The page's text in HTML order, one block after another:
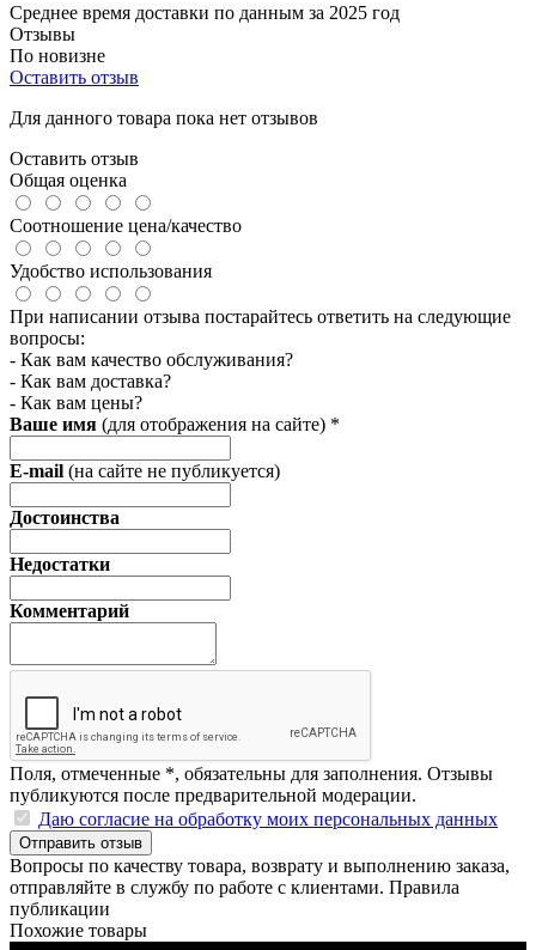
Среднее время доставки по данным за 2025 год
Отзывы
По новизне
Оставить отзыв
Для данного товара пока нет отзывов
Оставить отзыв
Общая оценка
Соотношение цена/качество
Удобство использования
При написании отзыва постарайтесь ответить на следующие
вопросы:
- Как вам качество обслуживания?
- Как вам доставка?
- Как вам цены?
Ваше имя (для отображения на сайте) *
E-mail (на сайте не публикуется)
Достоинства
Недостатки
Комментарий
Поля, отмеченные *, обязательны для заполнения. Отзывы
публикуются после предварительной модерации.
Даю согласие на обработку моих персональных данных
Отправить отзыв
Вопросы по качеству товара, возврату и выполнению заказа,
отправляйте в службу по работе с клиентами. Правила
публикации
Похожие товары